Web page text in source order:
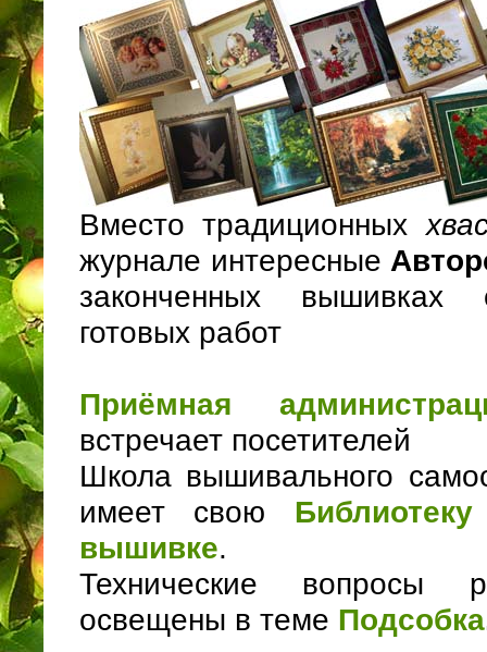
Вместо традиционных
журнале интересные
законченных вышивках
готовых работ
Приёмная
встречает посетителей
Школа вышивального
имеет свою
вышивке.
Технические вопросы
освещены в теме Подсобка